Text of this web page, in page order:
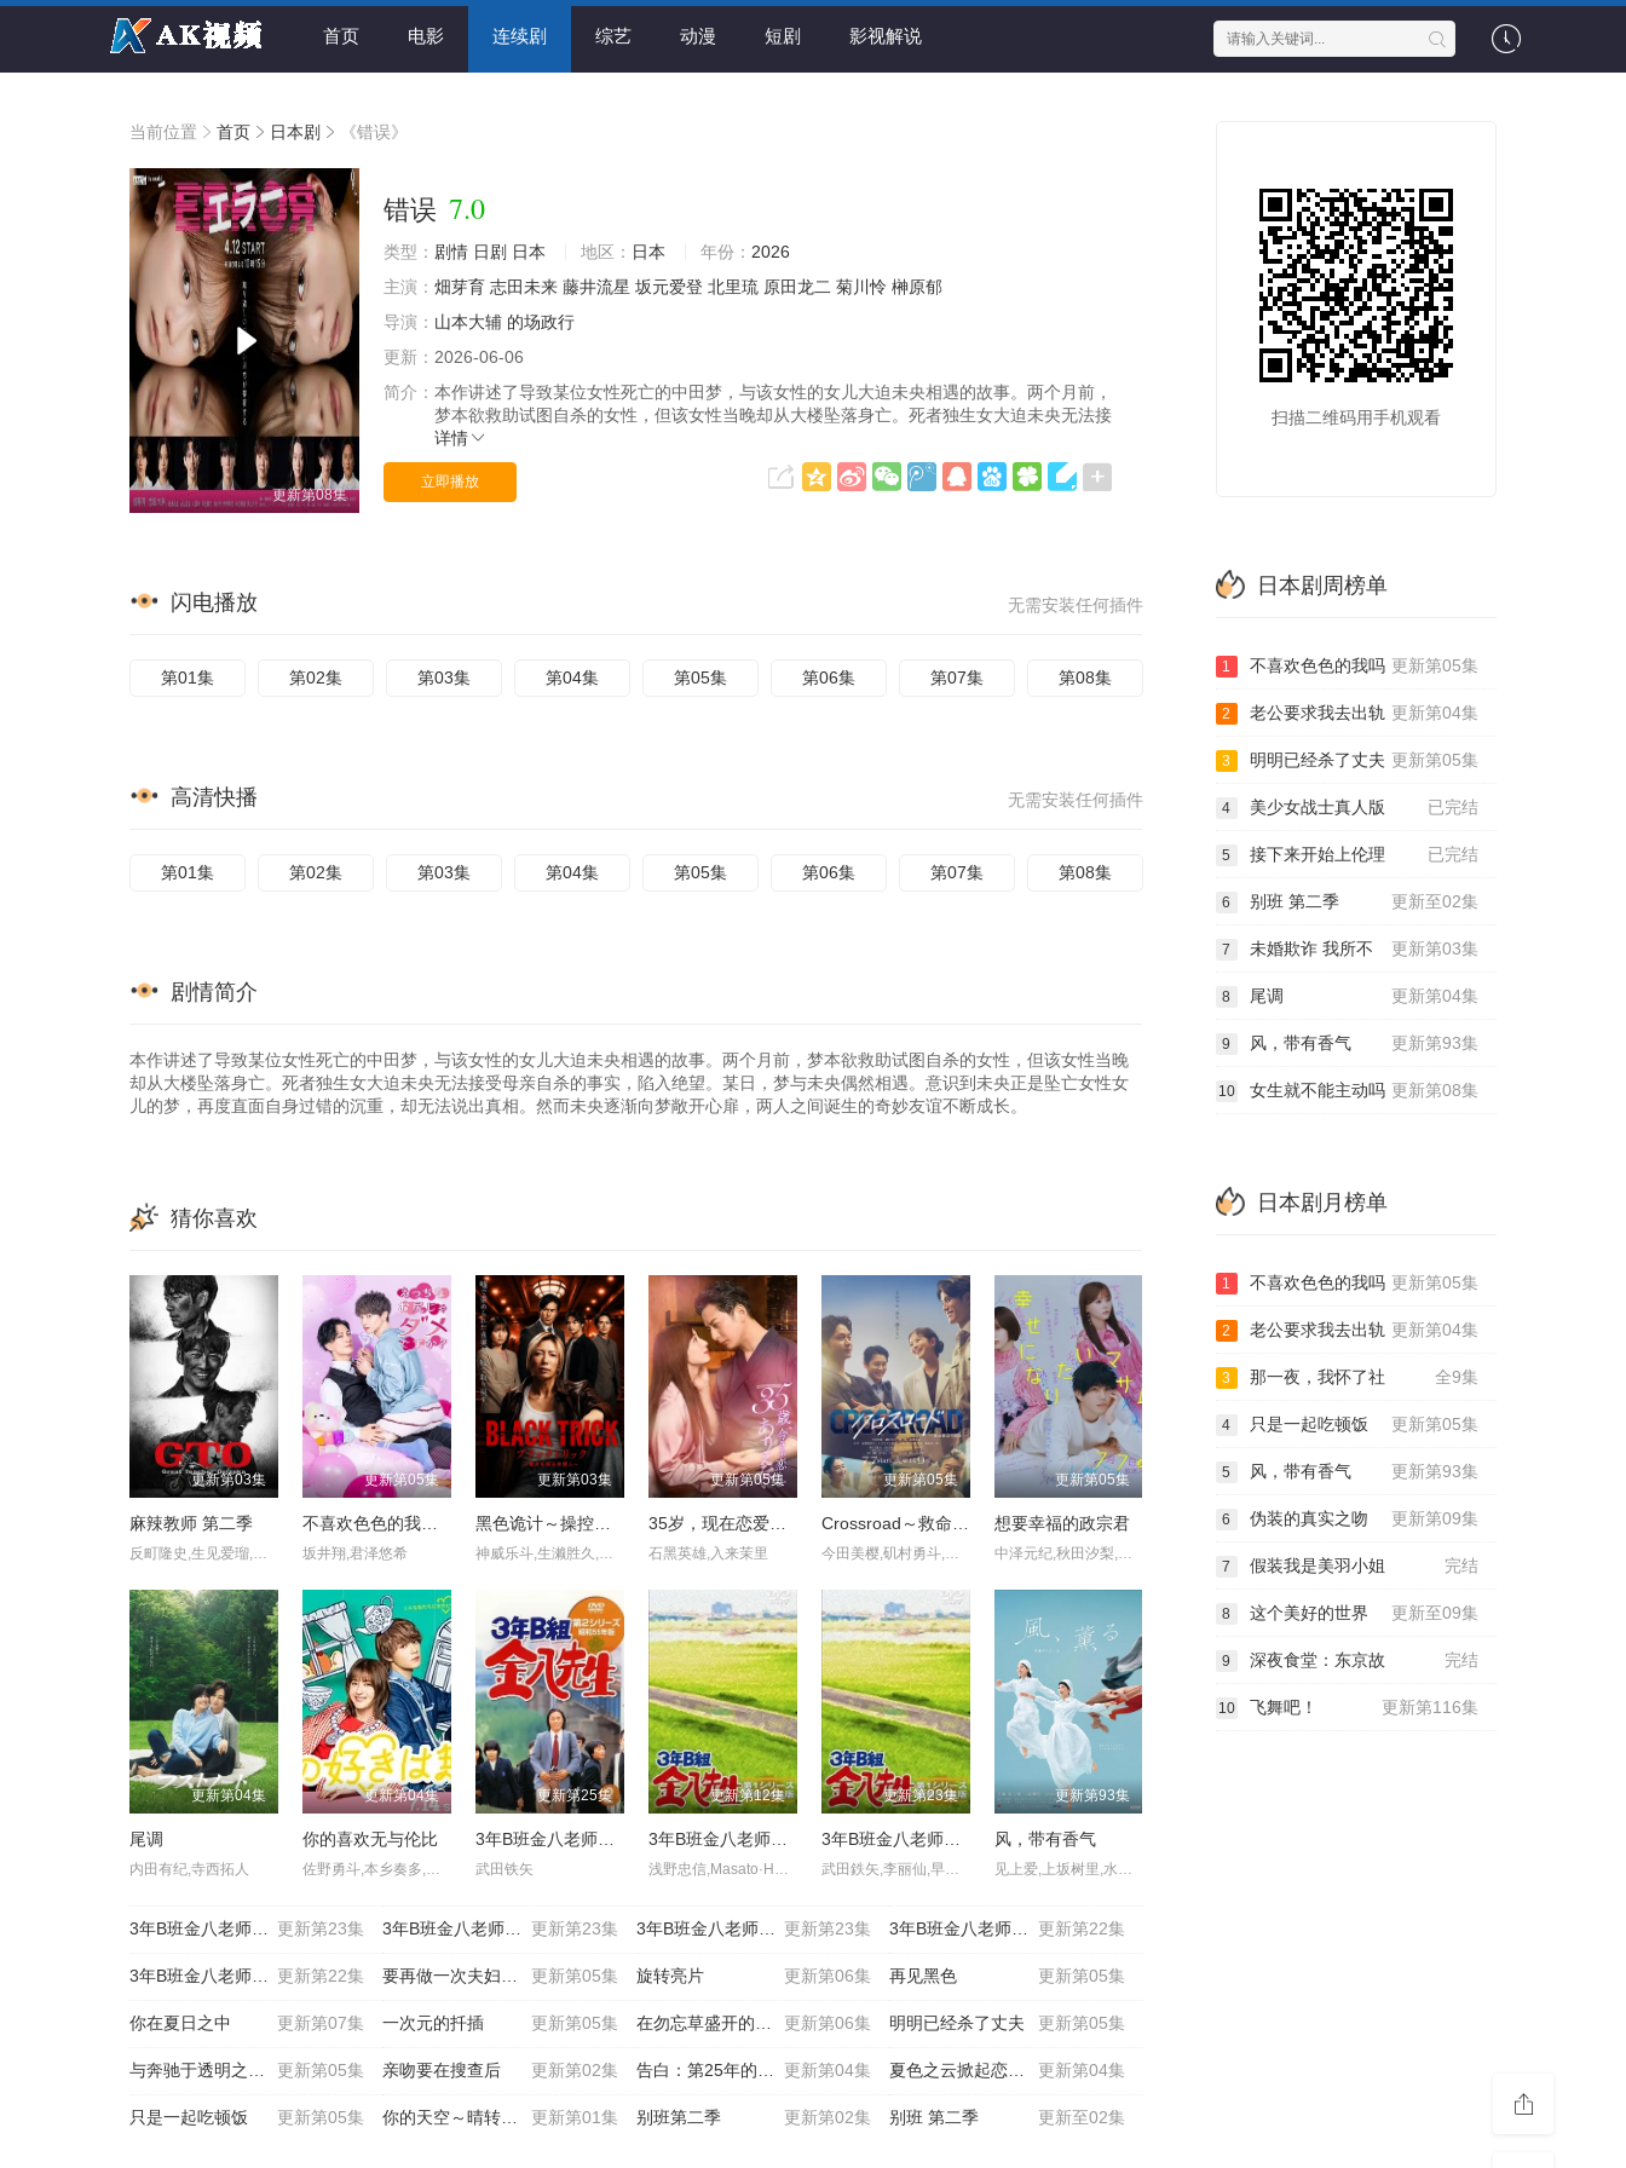
首页 电影 连续剧 综艺 动漫 短剧 影视解说
当前位置 首页 日本剧 《错误》
更新第08集
错误 7.0
类型： 剧情 日剧 日本 地区： 日本 年份： 2026
主演： 畑芽育 志田未来 藤井流星 坂元爱登 北里琉 原田龙二 菊川怜 榊原郁
导演： 山本大辅 的场政行
更新： 2026-06-06
简介： 本作讲述了导致某位女性死亡的中田梦，与该女性的女儿大迫未央相遇的故事。两个月前，
梦本欲救助试图自杀的女性，但该女性当晚却从大楼坠落身亡。死者独生女大迫未央无法接
详情
立即播放
无需安装任何插件
闪电播放
第01集 第02集 第03集 第04集 第05集 第06集 第07集 第08集
无需安装任何插件
高清快播
第01集 第02集 第03集 第04集 第05集 第06集 第07集 第08集
剧情简介
本作讲述了导致某位女性死亡的中田梦，与该女性的女儿大迫未央相遇的故事。两个月前，梦本欲救助试图自杀的女性，但该女性当晚
却从大楼坠落身亡。死者独生女大迫未央无法接受母亲自杀的事实，陷入绝望。某日，梦与未央偶然相遇。意识到未央正是坠亡女性女
儿的梦，再度直面自身过错的沉重，却无法说出真相。然而未央逐渐向梦敞开心扉，两人之间诞生的奇妙友谊不断成长。
猜你喜欢
更新第03集
麻辣教师 第二季
反町隆史,生见爱瑠,工藤阿须加,高桥玛莉润,市川知宏,夙川与务,近藤芳正,宇梶刚士,稻垣来泉,及川桃利,大岛美优,梶原叶渚,川口和空,北里琉,柴崎枫雅,难波碧空,西浦心乃助,堀口真帆,森本陆斗,松尾そのま,大石爱阳,高木龙之介,金子遥,伊藤骏太,角田一绊,永井湖白,西川实花,山本雪菜,上村佳里奈,富居玲衣,新井乃爱,川边庆乃,金泽飒,高桥佑大朗,斋藤虎之介,神江Jo
更新第05集
不喜欢色色的我吗？
坂井翔,君泽悠希
更新第03集
黑色诡计～操控审判的辩护人
神威乐斗,生濑胜久,北村一辉,志田未来,神尾枫珠,户塚纯贵
更新第05集
35岁，现在恋爱什么的也太不现实了
石黑英雄,入来茉里
更新第05集
Crossroad～救命救急的约定～
今田美樱,矶村勇斗,宽一郎,泉泽祐希
更新第05集
想要幸福的政宗君
中泽元纪,秋田汐梨,齐藤渚,简秀吉,前原滉
更新第04集
尾调
内田有纪,寺西拓人
更新第04集
你的喜欢无与伦比
更新第25集
3年B班金八老师第二季
武田铁矢
更新第12集
3年B班金八老师第三季
更新第23集
3年B班金八老师第四季
武田鉄矢,李丽仙,早崎文司
更新第93集
风，带有香气
更新第23集
3年B班金八老师第一季 更新第23集
3年B班金八老师第五季 更新第23集
3年B班金八老师第六季 更新第22集
3年B班金八老师第七季
更新第22集
3年B班金八老师第八季 更新第05集
要再做一次夫妇吗？～伪装 更新第06集
旋转亮片 更新第05集
再见黑色
更新第07集
你在夏日之中 更新第05集
一次元的扦插 更新第06集
在勿忘草盛开的城镇～安昙 更新第05集
明明已经杀了丈夫
更新第05集
与奔驰于透明之夜的你，谈 更新第02集
亲吻要在搜查后 更新第04集
告白：第25年的秘密 更新第04集
夏色之云掀起恋爱与风暴
更新第05集
只是一起吃顿饭 更新第01集
你的天空～晴转恋～ 更新第02集
别班第二季 更新至02集
别班 第二季
扫描二维码用手机观看
日本剧周榜单
更新第05集
1 不喜欢色色的我吗
更新第04集
2 老公要求我去出轨
更新第05集
3 明明已经杀了丈夫
已完结
4 美少女战士真人版
已完结
5 接下来开始上伦理
更新至02集
6 别班 第二季
更新第03集
7 未婚欺诈 我所不
更新第04集
8 尾调
更新第93集
9 风，带有香气
更新第08集
10 女生就不能主动吗
日本剧月榜单
更新第05集
1 不喜欢色色的我吗
更新第04集
2 老公要求我去出轨
全9集
3 那一夜，我怀了社
更新第05集
4 只是一起吃顿饭
更新第93集
5 风，带有香气
更新第09集
6 伪装的真实之吻
完结
7 假装我是美羽小姐
更新至09集
8 这个美好的世界
完结
9 深夜食堂：东京故
更新第116集
10 飞舞吧！